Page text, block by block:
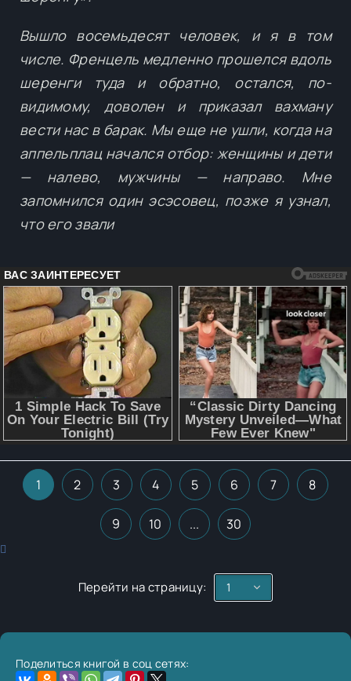
Вышло восемьдесят человек, и я в том
числе. Френцель медленно прошелся вдоль
шеренги туда и обратно, остался, по-
видимому, доволен и приказал вахману
вести нас в барак. Мы еще не ушли, когда на
аппельплац начался отбор: женщины и дети
— налево, мужчины — направо. Мне
запомнился один эсэсовец, позже я узнал,
что его звали
1 2 3 4 5 6 7 8
9 10 ... 30
Перейти на страницу:
Поделиться книгой в соц сетях: